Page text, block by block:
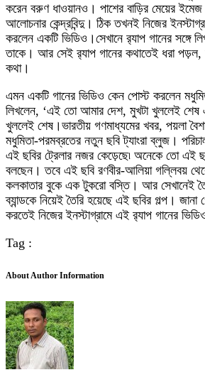
করেন বরুণ ধাওয়ানও। পাশের বাড়ির মেয়ের
আলোচনার কেন্দ্রবিন্দু। ঠিক তখনই নিজের
করলেন একটি ভিডিও।সেখানে র‍্যাপ গানের সঙ্গে
তাকে। আর সেই র‍্যাপ গানের কথাতেই ধরা পড়ল,
কথা।
এমন একটি গানের ভিডিও কেন পোস্ট করলেন
লিখলেন, ‘এই তো আমার দেশ, মুখটা খুললেই
খুললেই শেষ।ভারতীয় গণমাধ্যমের খবর, পয়লা
মধুমিতা-পরমব্রতের নতুন ছবি ট্যাংরা ব্লুজ।
এই ছবির ট্রেলার নজর কেড়েছে৷ অনেকে তো এই
বলছেন। তবে এই ছবি রণবীর-আলিয়া গল্লিবয়
কলকাতার বুকে এক টুকরো বস্তি। আর সেখানেই
ব্যান্ডকে নিয়েই তৈরি হয়েছে এই ছবির গল্প।
করতেই নিজের ইনস্টাগ্রামে এই র‍্যাপ গানের
Tag :
About Author Information